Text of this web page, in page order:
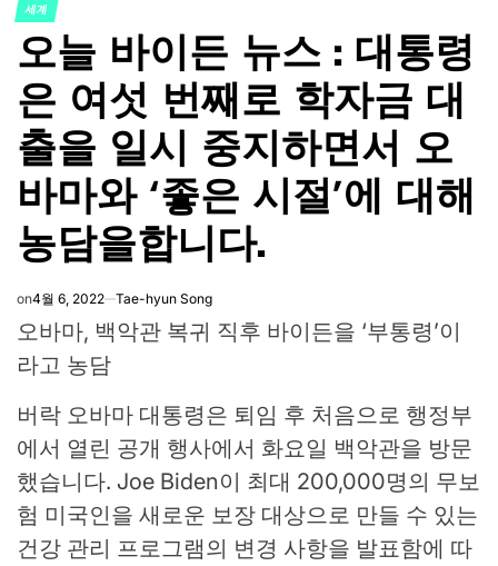
POSTED
IN
세계
오늘 바이든 뉴스 : 대통령
은 여섯 번째로 학자금 대
출을 일시 중지하면서 오
바마와 ‘좋은 시절’에 대해
농담을합니다.
on4월 6, 2022 Tae-hyun Song
오바마, 백악관 복귀 직후 바이든을 ‘부통령’이
라고 농담
버락 오바마 대통령은 퇴임 후 처음으로 행정부
에서 열린 공개 행사에서 화요일 백악관을 방문
했습니다. Joe Biden이 최대 200,000명의 무보
험 미국인을 새로운 보장 대상으로 만들 수 있는
건강 관리 프로그램의 변경 사항을 발표함에 따